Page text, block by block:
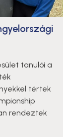
tanulói a
tértek
rendeztek